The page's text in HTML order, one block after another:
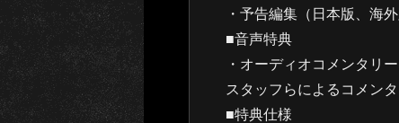
・予告編集（日本版、海
■音声特典
・オーディオコメンタリ
スタッフらによるコメンタ
■特典仕様